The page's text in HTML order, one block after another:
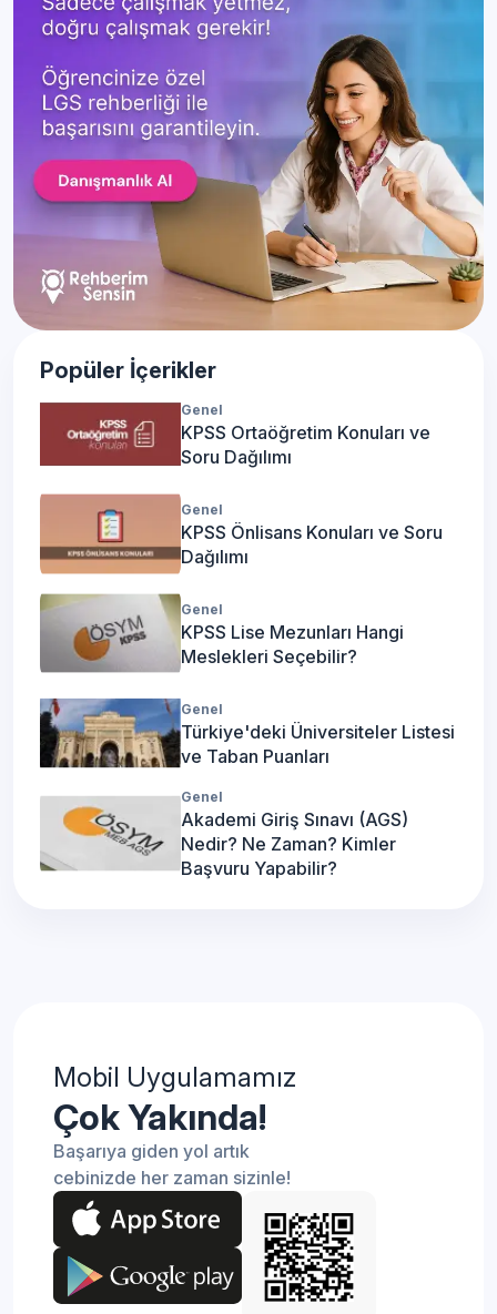
Popüler İçerikler
Genel
KPSS Ortaöğretim Konuları ve
Soru Dağılımı
Genel
KPSS Önlisans Konuları ve Soru
Dağılımı
Genel
KPSS Lise Mezunları Hangi
Meslekleri Seçebilir?
Genel
Türkiye'deki Üniversiteler Listesi
ve Taban Puanları
Genel
Akademi Giriş Sınavı (AGS)
Nedir? Ne Zaman? Kimler
Başvuru Yapabilir?
Mobil Uygulamamız
Çok Yakında!
Başarıya giden yol artık
cebinizde her zaman sizinle!